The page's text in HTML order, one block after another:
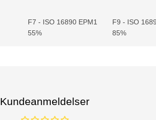
F7 - ISO 16890 EPM1
55%
F9 - ISO
85%
Kundeanmeldelser